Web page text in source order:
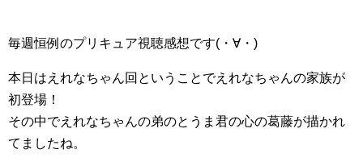
毎週恒例のプリキュア視聴感想です(・∀・)
本日はえれなちゃん回ということでえれなちゃんの家族が
初登場！
その中でえれなちゃんの弟のとうま君の心の葛藤が描かれ
てましたね。